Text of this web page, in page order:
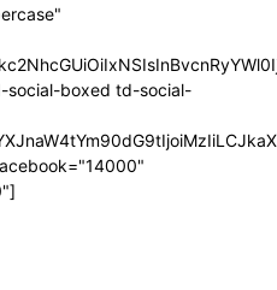
boxed td-social-